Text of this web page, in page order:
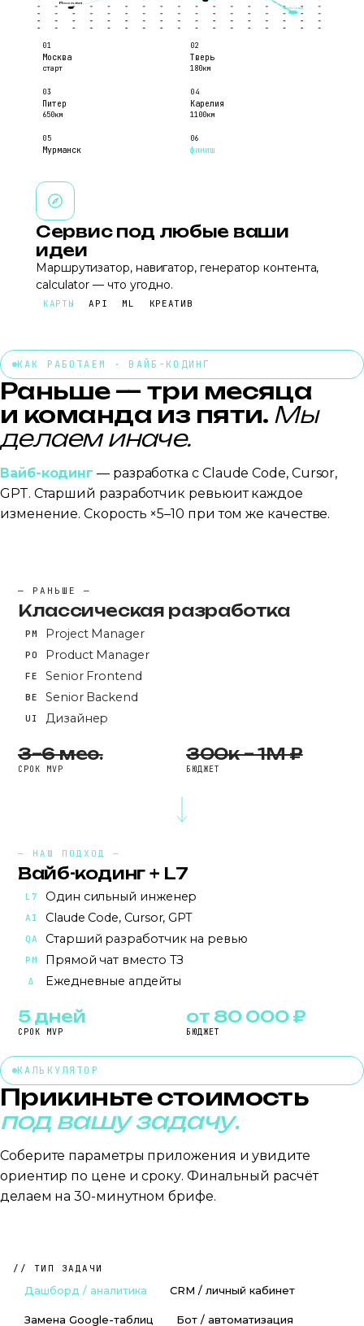
Москва
финиш
01
Москва
старт
02
Тверь
180км
03
Питер
650км
04
Карелия
1100км
05
Мурманск
06
финиш
Сервис под любые ваши
идеи
Маршрутизатор, навигатор, генератор контента,
calculator — что угодно.
КАРТЫ API ML КРЕАТИВ
КАК РАБОТАЕМ · ВАЙБ-КОДИНГ
Раньше — три месяца
и команда из пяти. Мы
делаем иначе.
Вайб-кодинг — разработка с Claude Code, Cursor,
GPT. Старший разработчик ревьюит каждое
изменение. Скорость ×5–10 при том же качестве.
— РАНЬШЕ —
Классическая разработка
PM Project Manager
PO Product Manager
FE Senior Frontend
BE Senior Backend
UI Дизайнер
3–6 мес.
СРОК MVP
300к – 1М ₽
БЮДЖЕТ
— НАШ ПОДХОД —
Вайб-кодинг + L7
L7 Один сильный инженер
AI Claude Code, Cursor, GPT
QA Старший разработчик на ревью
PM Прямой чат вместо ТЗ
Δ Ежедневные апдейты
5 дней
СРОК MVP
от 80 000 ₽
БЮДЖЕТ
₽ 80 000
5 дней
+ дашборд
₽ 25 000
+ ai
~ 6 дней
₽ 195 000
КАЛЬКУЛЯТОР
Прикиньте стоимость
под вашу задачу.
Соберите параметры приложения и увидите
ориентир по цене и сроку. Финальный расчёт
делаем на 30-минутном брифе.
// ТИП ЗАДАЧИ
Дашборд / аналитика CRM / личный кабинет
Замена Google-таблиц Бот / автоматизация